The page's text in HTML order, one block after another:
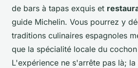
de bars à tapas exquis et
guide Michelin. Vous pourrez y
traditions culinaires espagnoles
que la spécialité locale du
L'expérience ne s'arrête pas là;